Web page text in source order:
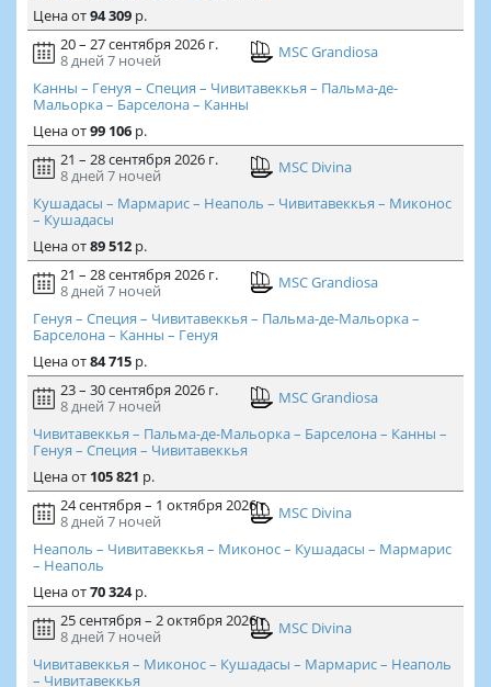
Ценаот94 309р.
20 – 27 сентября 2026 г.
8 дней 7 ночей
MSC Grandiosa
Канны – Генуя – Специя – Чивитавеккья – Пальма-де-
Мальорка – Барселона – Канны
Ценаот99 106р.
21 – 28 сентября 2026 г.
8 дней 7 ночей
MSC Divina
Кушадасы – Мармарис – Неаполь – Чивитавеккья – Миконос
– Кушадасы
Ценаот89 512р.
21 – 28 сентября 2026 г.
8 дней 7 ночей
MSC Grandiosa
Генуя – Специя – Чивитавеккья – Пальма-де-Мальорка –
Барселона – Канны – Генуя
Ценаот84 715р.
23 – 30 сентября 2026 г.
8 дней 7 ночей
MSC Grandiosa
Чивитавеккья – Пальма-де-Мальорка – Барселона – Канны –
Генуя – Специя – Чивитавеккья
Ценаот 105 821 р.
24 сентября – 1 октября 2026 г.
8 дней 7 ночей
MSC Divina
Неаполь – Чивитавеккья – Миконос – Кушадасы – Мармарис
– Неаполь
Ценаот70 324р.
25 сентября – 2 октября 2026 г.
8 дней 7 ночей
MSC Divina
Чивитавеккья – Миконос – Кушадасы – Мармарис – Неаполь
– Чивитавеккья